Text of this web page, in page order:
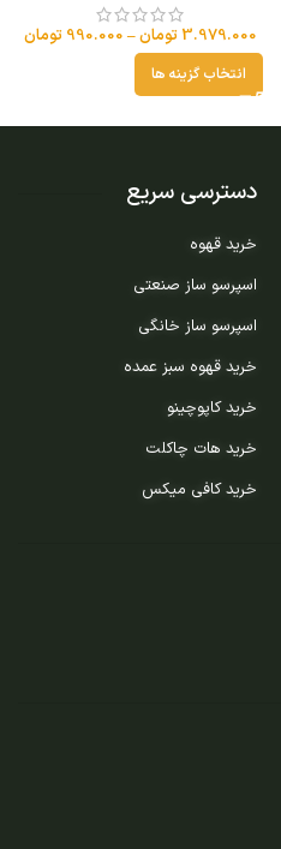
3.979.000 تومان–
990.000 تومان
انتخاب گزینه ها
دسترسی سریع
خرید قهوه
اسپرسو ساز صنعتی
اسپرسو ساز خانگی
خرید قهوه سبز عمده
خرید کاپوچینو
خرید هات چاکلت
خرید کافی میکس